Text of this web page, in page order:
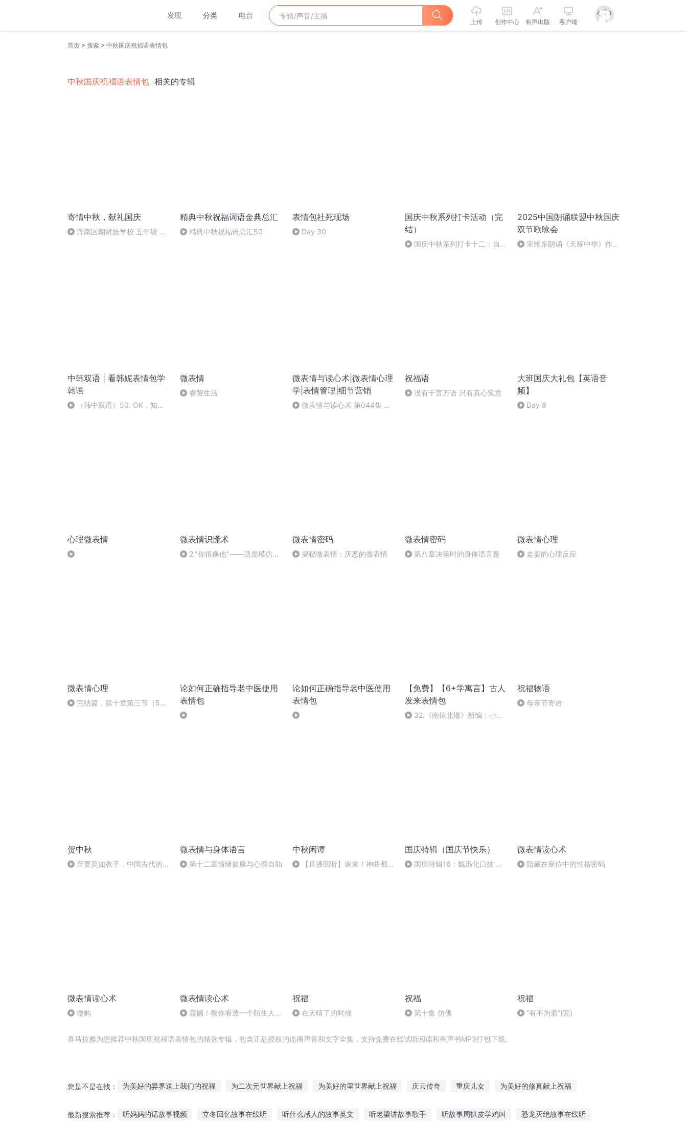
发现 分类 电台
上传 创作中心 有声出版 客户端
首页 > 搜索 > 中秋国庆祝福语表情包
中秋国庆祝福语表情包 相关的专辑
寄情中秋，献礼国庆
浑南区朝鲜族学校 五年级 孙
精典中秋祝福词语金典总汇
精典中秋祝福语总汇50
表情包社死现场
Day 30
国庆中秋系列打卡活动（完
结）
国庆中秋系列打卡十二：当阳
2025中国朗诵联盟中秋国庆
双节歌咏会
宋维东朗诵《天耀中华》作
中韩双语 | 看韩妮表情包学
韩语
（韩中双语）50. OK，知道
微表情
睿智生活
微表情与读心术|微表情心理
学|表情管理|细节营销
微表情与读心术 第044集 识
祝福语
没有千言万语 只有真心实意
大班国庆大礼包【英语音
频】
Day 8
心理微表情 微表情识慌术
2."你很像他"——适度模仿客
微表情密码
揭秘微表情：厌恶的微表情
微表情密码
第八章决策时的身体语言是
微表情心理
走姿的心理反应
微表情心理
完结篇，第十章第三节（5）
论如何正确指导老中医使用
表情包
论如何正确指导老中医使用
表情包
【免费】【6+学寓言】古人
发来表情包
32.《南辕北辙》新编：小熊
祝福物语
母亲节寄语
贺中秋
至要莫如教子，中国古代的家
微表情与身体语言
第十二章情绪健康与心理自助
中秋闲谭
【直播回听】速来！神曲都会
国庆特辑（国庆节快乐）
国庆特辑16：魏迅化口技 二
微表情读心术
隐藏在座位中的性格密码
微表情读心术
微购
微表情读心术
震撼！教你看透一个陌生人的
祝福
在天晴了的时候
祝福
第十集 仿佛
祝福
“有不为斋”(完)
喜马拉雅为您推荐中秋国庆祝福语表情包的精选专辑，包含正品授权的连播声音和文字全集，支持免费在线试听阅读和有声书MP3打包下载。
您是不是在找： 为美好的异界送上我们的祝福 为二次元世界献上祝福 为美好的里世界献上祝福 庆云传奇 重庆儿女 为美好的修真献上祝福
最新搜索推荐： 听妈妈的话故事视频 立冬回忆故事在线听 听什么感人的故事英文 听老梁讲故事歌手 听故事周扒皮学鸡叫 恐龙灭绝故事在线听